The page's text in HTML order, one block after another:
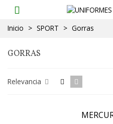
Inicio > SPORT > Gorras
GORRAS
Relevancia